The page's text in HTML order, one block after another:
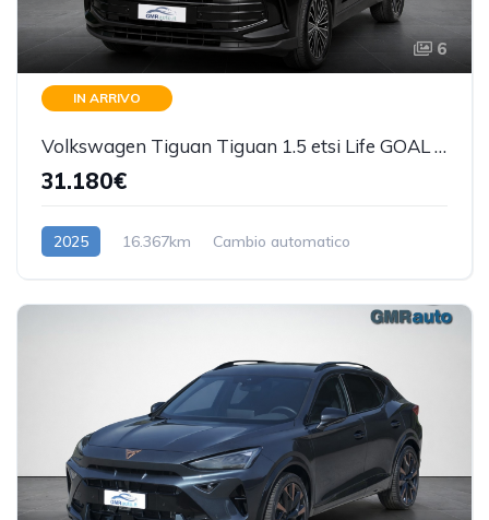
6
IN ARRIVO
Volkswagen Tiguan Tiguan 1.5 etsi Life GOAL Edition Plus 130cv dsg - gancio traino
31.180€
2025 16.367km
Cambio automatico